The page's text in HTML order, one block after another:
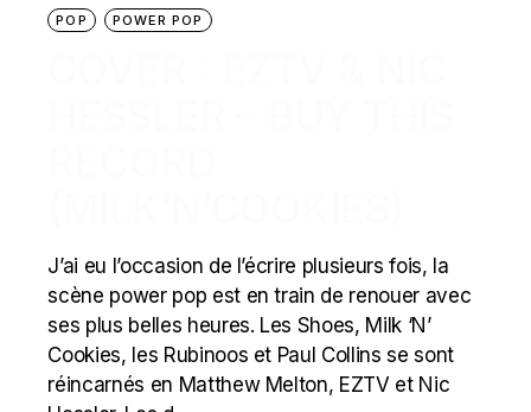
POP
POWER POP
J’ai eu l’occasion de l’écrire plusieurs fois, la
scène power pop est en train de renouer avec
ses plus belles heures. Les Shoes, Milk ‘N’
Cookies, les Rubinoos et Paul Collins se sont
réincarnés en Matthew Melton, EZTV et Nic